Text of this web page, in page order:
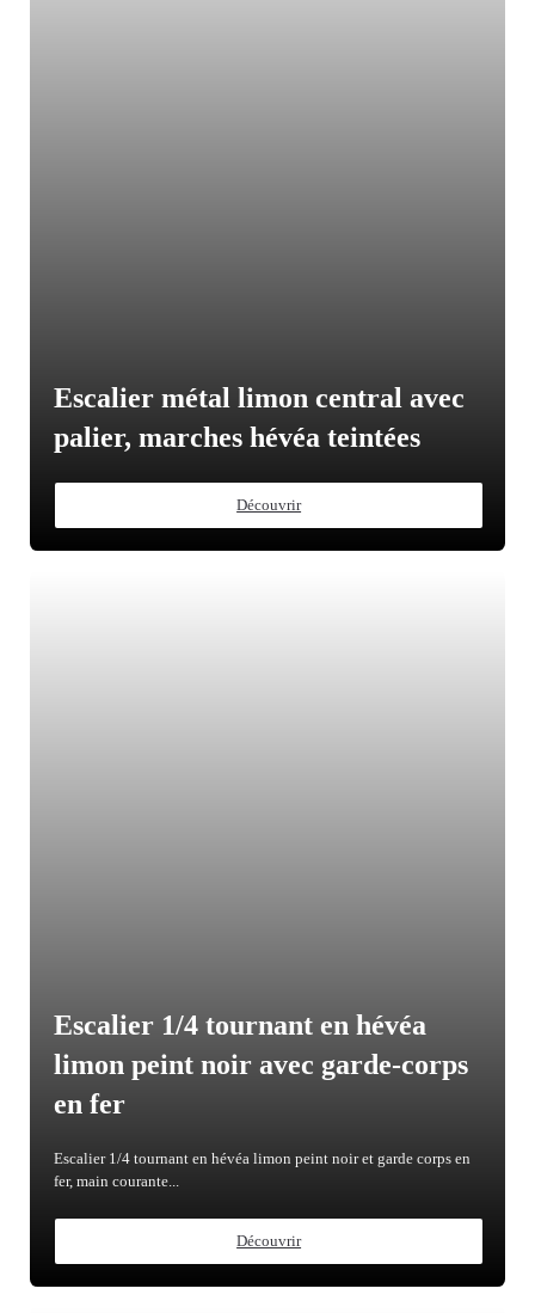
Escalier métal limon central avec
palier, marches hévéa teintées
Découvrir
Escalier 1/4 tournant en hévéa
limon peint noir avec garde-corps
en fer
Escalier 1/4 tournant en hévéa limon peint noir et garde corps en
fer, main courante...
Découvrir